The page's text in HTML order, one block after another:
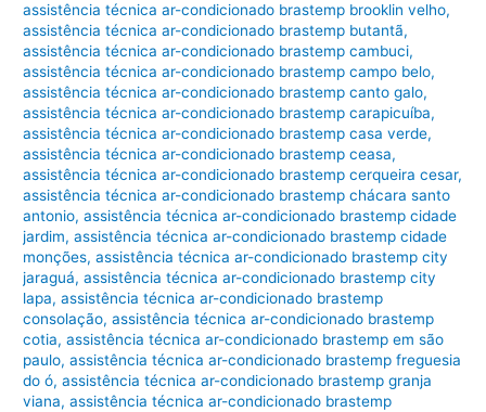
assistência técnica ar-condicionado brastemp brooklin velho,
assistência técnica ar-condicionado brastemp butantã,
assistência técnica ar-condicionado brastemp cambuci,
assistência técnica ar-condicionado brastemp campo belo,
assistência técnica ar-condicionado brastemp canto galo,
assistência técnica ar-condicionado brastemp carapicuíba,
assistência técnica ar-condicionado brastemp casa verde,
assistência técnica ar-condicionado brastemp ceasa,
assistência técnica ar-condicionado brastemp cerqueira cesar,
assistência técnica ar-condicionado brastemp chácara santo
antonio,assistência técnica ar-condicionado brastemp cidade
jardim,assistência técnica ar-condicionado brastemp cidade
monções,assistência técnica ar-condicionado brastemp city
jaraguá,assistência técnica ar-condicionado brastemp city
lapa,assistência técnica ar-condicionado brastemp
consolação,assistência técnica ar-condicionado brastemp
cotia,assistência técnica ar-condicionado brastemp em são
paulo,assistência técnica ar-condicionado brastemp freguesia
do ó,assistência técnica ar-condicionado brastemp granja
viana,assistência técnica ar-condicionado brastemp